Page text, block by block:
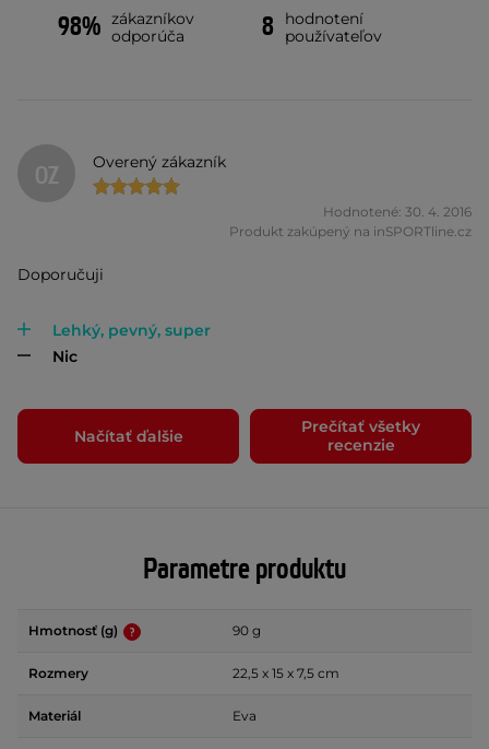
98% zákazníkov
odporúča
8
hodnotení
používateľov
OZ Overený zákazník
Hodnotené: 30. 4. 2016
Produkt zakúpený na inSPORTline.cz
Doporučuji
Lehký, pevný, super
Nic
Načítať ďalšie
Prečítať všetky
recenzie
Parametre produktu
Hmotnosť (g) 90 g
Rozmery 22,5 x 15 x 7,5 cm
Materiál Eva